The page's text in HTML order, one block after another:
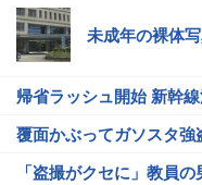
未成年の裸体
帰省ラッシュ開始 新幹
覆面かぶってガソスタ強
「盗撮がクセに」教員